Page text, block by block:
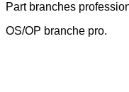
Part branches
OS/OP branche pro.